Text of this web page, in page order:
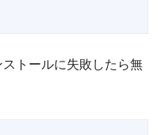
トールに失敗したら無